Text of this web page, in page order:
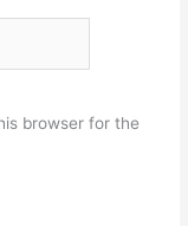
browser for the